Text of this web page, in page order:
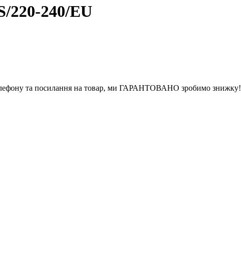
220-240/EU
та посилання на товар, ми ГАРАНТОВАНО зробимо знижку!